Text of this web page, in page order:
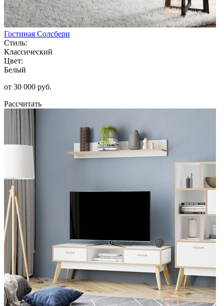
Гостиная Солсбери
Стиль:
Классический
Цвет:
Белый
от 30 000 руб.
Рассчитать